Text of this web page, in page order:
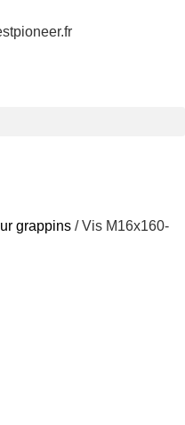
grappins / Vis M16x160-